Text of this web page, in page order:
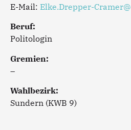
E-Mail: Elke.Drepper-
Beruf:
Politologin
Gremien:
–
Wahlbezirk:
Sundern (KWB 9)